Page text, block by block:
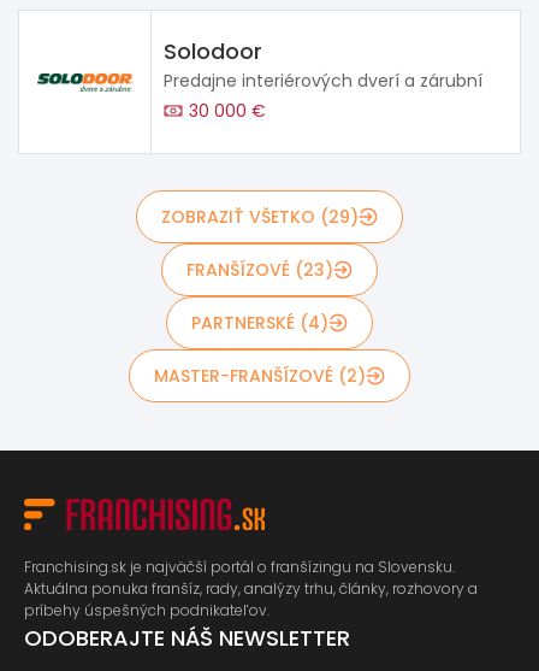
Solodoor
Predajne interiérových dverí a zárubní
30 000 €
ZOBRAZIŤ VŠETKO (29)
FRANŠÍZOVÉ (23)
PARTNERSKÉ (4)
MASTER-FRANŠÍZOVÉ (2)
Franchising.sk je najväčší portál o franšízingu na Slovensku.
Aktuálna ponuka franšíz, rady, analýzy trhu, články, rozhovory a
príbehy úspešných podnikateľov.
ODOBERAJTE NÁŠ NEWSLETTER